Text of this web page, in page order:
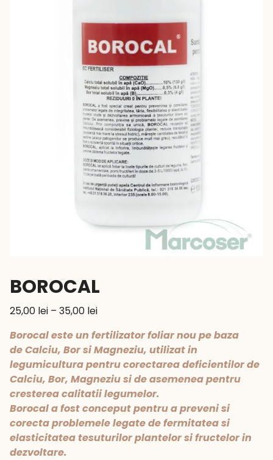
BOROCAL
25,00 lei – 35,00 leiInterval
prețuri:
25,00 lei
până
la
35,00 lei
Borocal este un fertilizator foliar nou pe baza
de Calciu, Bor si Magneziu, utilizat in
legumicultura pentru corectarea deficientilor de
Calciu, Bor, Magneziu si de asemenea pentru
cresterea calitatii legumelor.
Borocal a fost conceput pentru a preveni si
corecta problemele legate de fermitatea si
elasticitatea tesuturilor plantelor si fructelor in
dezvoltare.